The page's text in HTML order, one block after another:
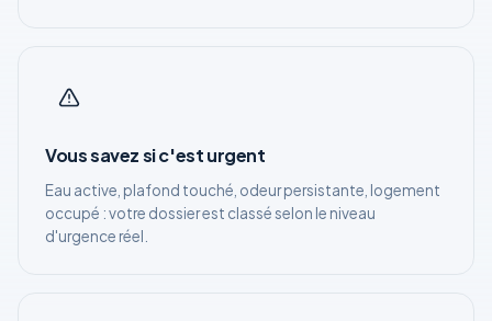
Vous savez si c'est urgent
Eau active, plafond touché, odeur persistante, logement
occupé : votre dossier est classé selon le niveau
d'urgence réel.